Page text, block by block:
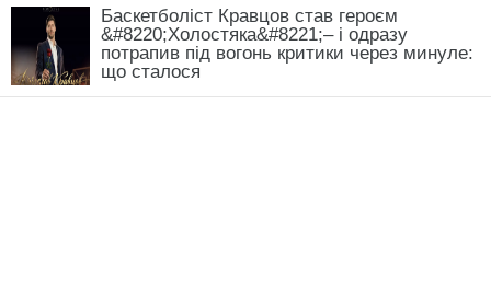
Баскетболіст Кравцов став героєм
&#8220;Холостяка&#8221;– і одразу
потрапив під вогонь критики через минуле:
що сталося